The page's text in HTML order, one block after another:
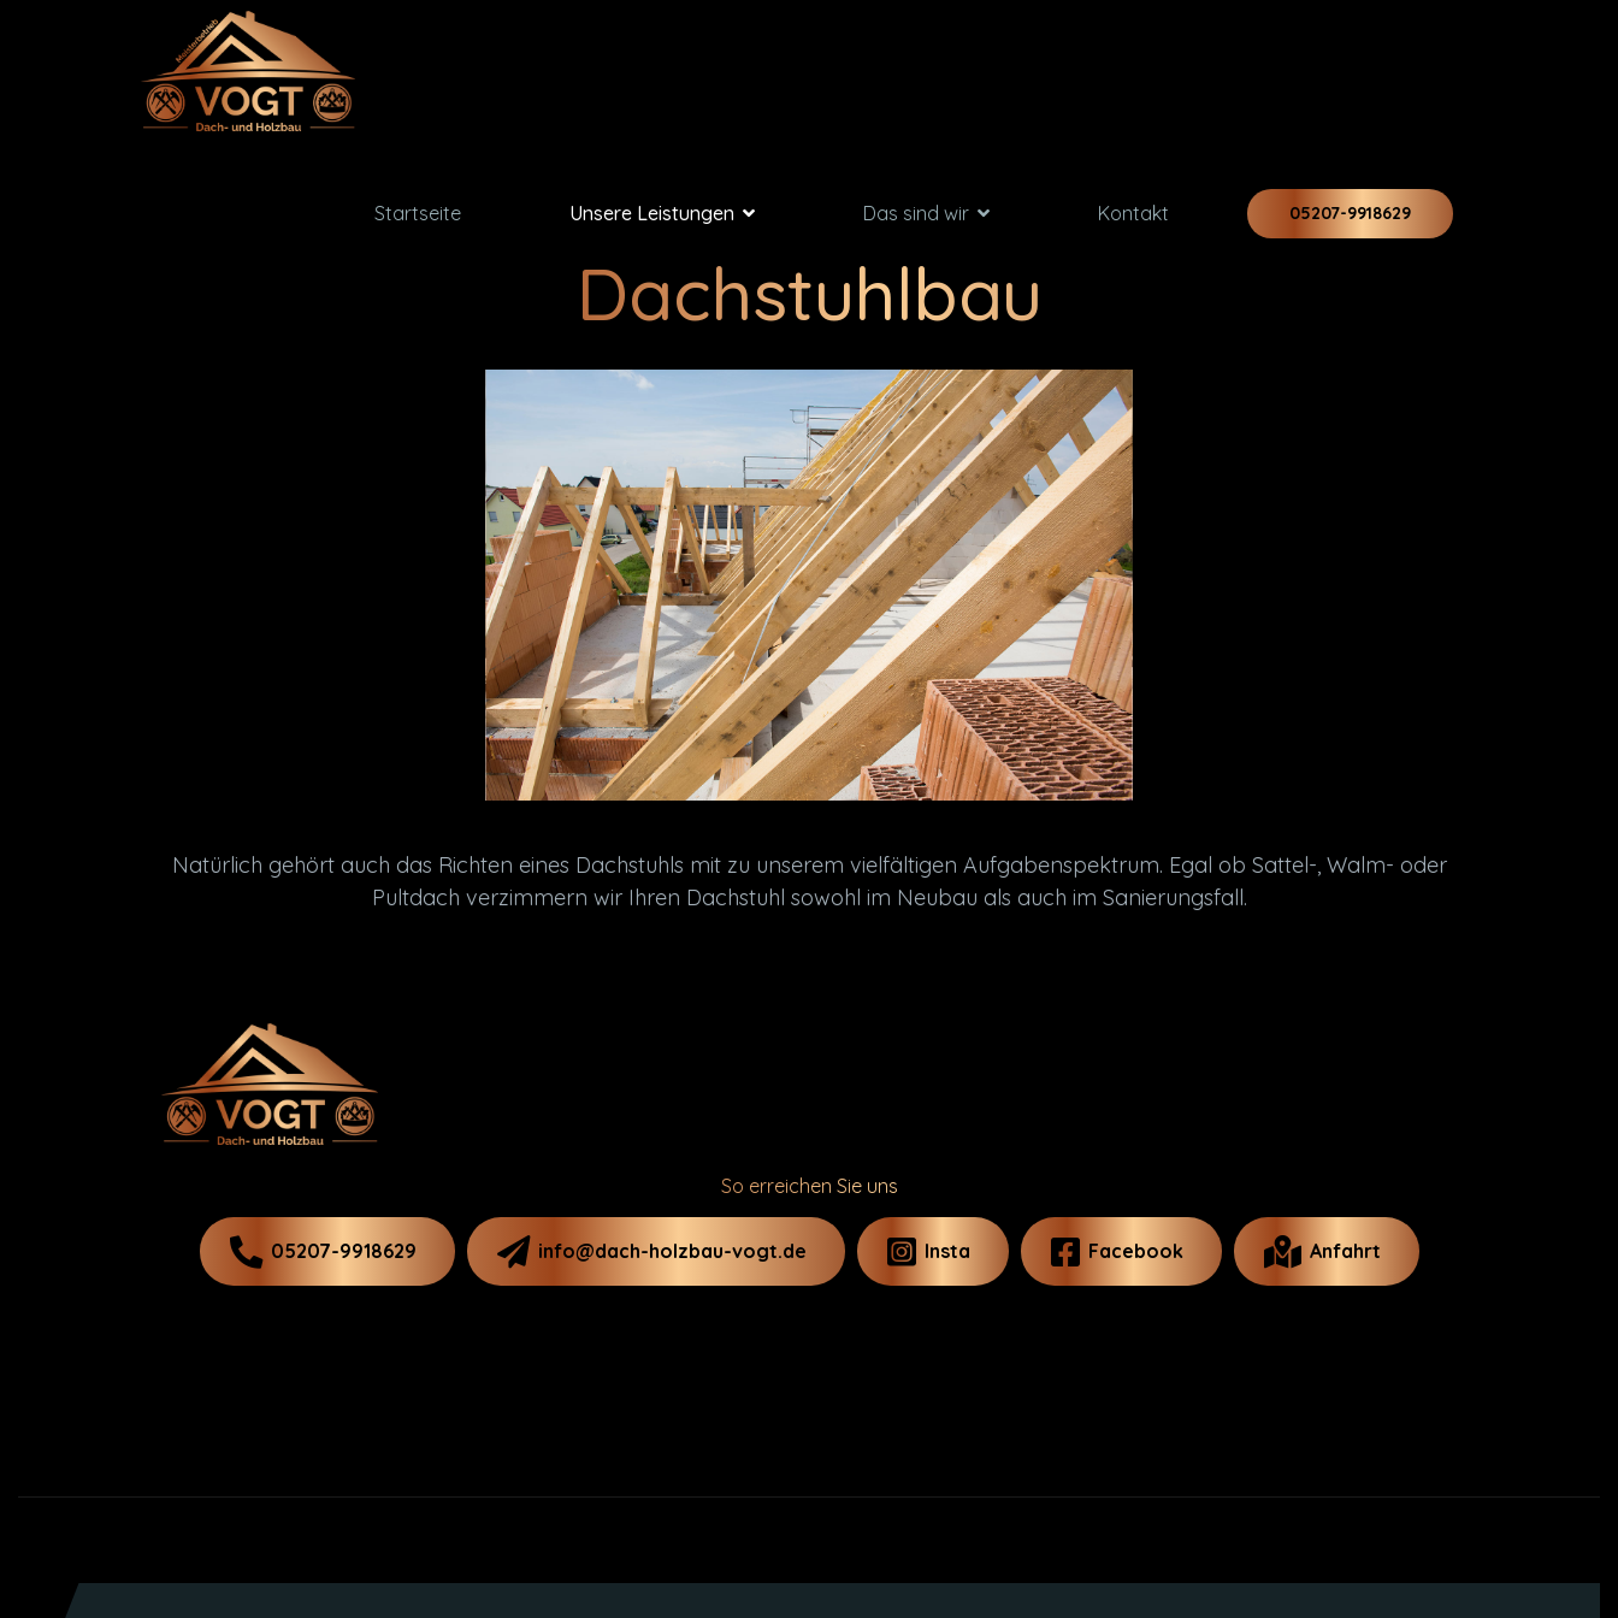
Startseite Unsere Leistungen Das sind wir Kontakt 05207-9918629
Dachstuhlbau
Natürlich gehört auch das Richten eines Dachstuhls mit zu unserem vielfältigen Aufgabenspektrum. Egal ob Sattel-, Walm- oder
Pultdach verzimmern wir Ihren Dachstuhl sowohl im Neubau als auch im Sanierungsfall.
So erreichen Sie uns
05207-9918629 info@dach-holzbau-vogt.de Insta Facebook Anfahrt